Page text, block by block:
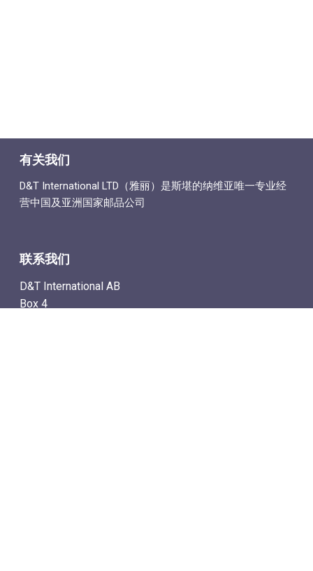
有关我们
D&T International LTD（雅丽）是斯堪的纳维亚唯一专业经
营中国及亚洲国家邮品公司
联系我们
D&T International AB
Box 4